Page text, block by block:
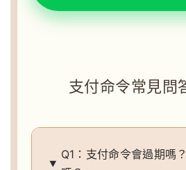
支付命令常見問
Q1：支付命令會過期嗎